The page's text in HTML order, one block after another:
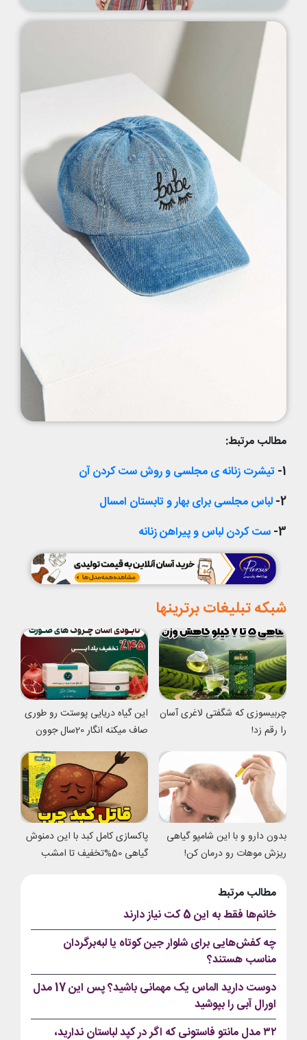
مطالب مرتبط:
1- تیشرت زنانه ی مجلسی و روش ست کردن آن
2- لباس مجلسی برای بهار و تابستان امسال
3- ست کردن لباس و پیراهن زنانه
شبکه تبلیغات برترینها
چربیسوزی که شگفتی لاغری آسان
را رقم زد!
این گیاه دریایی پوستت رو طوری
صاف میکنه انگار 20سال جوون
شدی
بدون دارو و با این شامپو گیاهی
ریزش موهات رو درمان کن!
پاکسازی کامل کبد با این دمنوش
گیاهی 50%تخفیف تا امشب
مطالب مرتبط
خانم‌ها فقط به این 5 کت نیاز دارند
چه کفش‌هایی برای شلوار جین کوتاه یا لبه‌برگردان
مناسب هستند؟
دوست دارید الماس یک مهمانی باشید؟ پس این 17 مدل
اورال آبی را بپوشید
۳۲ مدل مانتو فاستونی که اگر در کپد لباستان ندارید،